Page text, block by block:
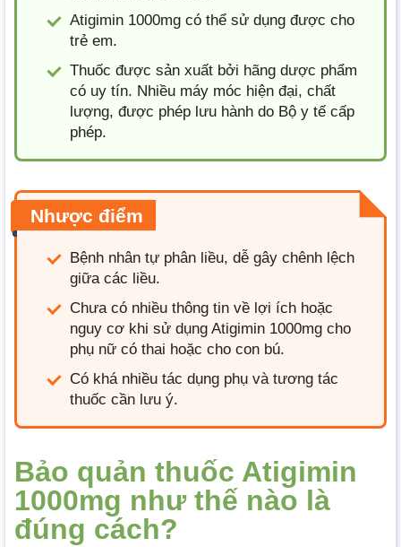
Atigimin 1000mg có thể sử dụng được cho
trẻ em.
Thuốc được sản xuất bởi hãng dược phẩm
có uy tín. Nhiều máy móc hiện đại, chất
lượng, được phép lưu hành do Bộ y tế cấp
phép.
Nhược điểm
Bệnh nhân tự phân liều, dễ gây chênh lệch
giữa các liều.
Chưa có nhiều thông tin về lợi ích hoặc
nguy cơ khi sử dụng Atigimin 1000mg cho
phụ nữ có thai hoặc cho con bú.
Có khá nhiều tác dụng phụ và tương tác
thuốc cần lưu ý.
Bảo quản thuốc Atigimin
1000mg như thế nào là
đúng cách?